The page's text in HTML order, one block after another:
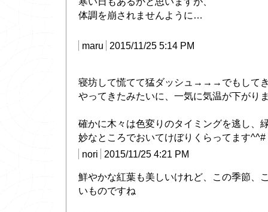
体調を崩されませんように…
maru 2015/11/25 5:14 PM
寝坊して慌てて猛ダッシュ→→→でもして
やってきたみたいに、一気に気温が下がり
確かに木々は色変りのタイミングを逃し、
妙なところでおいてけぼりくらってます^^#
nori
2015/11/25 4:21 PM
鮮やかな紅葉も美しいけれど、この季節、
いものですね